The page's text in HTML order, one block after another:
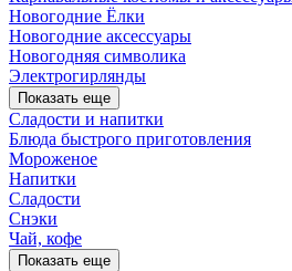
Новогодние Ёлки
Новогодние аксессуары
Новогодняя символика
Электрогирлянды
Показать еще
Сладости и напитки
Блюда быстрого приготовления
Мороженое
Напитки
Сладости
Снэки
Чай, кофе
Показать еще